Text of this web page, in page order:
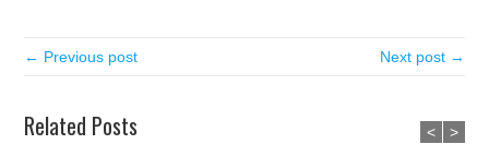
← Previous post Next post →
Related Posts < >